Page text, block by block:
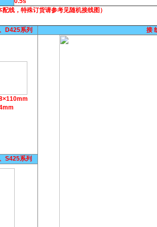
线，特殊订货请参考见随机接线图）
D425系列 接
S425系列